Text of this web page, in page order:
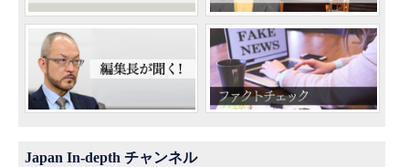
Japan In-depth チャンネル